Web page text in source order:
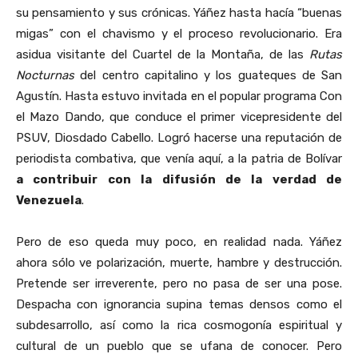
su pensamiento y sus crónicas. Yáñez hasta hacía “buenas
migas” con el chavismo y el proceso revolucionario. Era
asidua visitante del Cuartel de la Montaña, de las Rutas
Nocturnasdel centro capitalino y los guateques de San
Agustín. Hasta estuvo invitada en el popular programa Con
el Mazo Dando, que conduce el primer vicepresidente del
PSUV, Diosdado Cabello. Logró hacerse una reputación de
periodista combativa, que venía aquí, a la patria de Bolívar
a contribuir con la difusión de la verdad de
Venezuela.
Pero de eso queda muy poco, en realidad nada. Yáñez
ahora sólo ve polarización, muerte, hambre y destrucción.
Pretende ser irreverente, pero no pasa de ser una pose.
Despacha con ignorancia supina temas densos como el
subdesarrollo, así como la rica cosmogonía espiritual y
cultural de un pueblo que se ufana de conocer. Pero